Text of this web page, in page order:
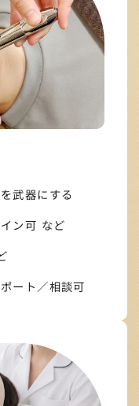
武器にする
ン可 など
ート／相談可